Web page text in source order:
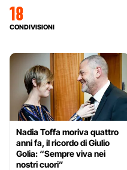
18
CONDIVISIONI
Nadia Toffa moriva quattro
anni fa, il ricordo di Giulio
Golia: “Sempre viva nei
nostri cuori”